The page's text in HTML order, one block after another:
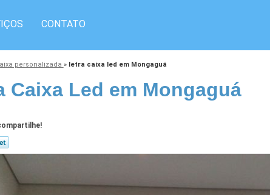
CONTATO
personalizada » letra caixa led em Mongaguá
Caixa Led em Mongaguá